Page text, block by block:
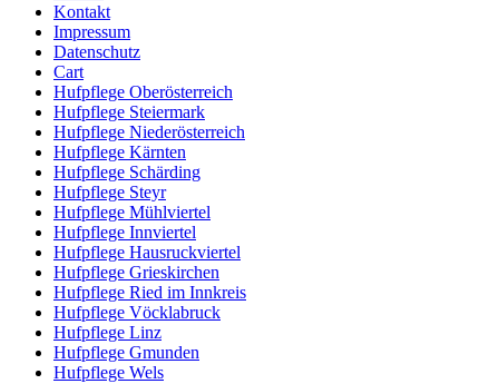
Kontakt
Impressum
Datenschutz
Cart
Hufpflege Oberösterreich
Hufpflege Steiermark
Hufpflege Niederösterreich
Hufpflege Kärnten
Hufpflege Schärding
Hufpflege Steyr
Hufpflege Mühlviertel
Hufpflege Innviertel
Hufpflege Hausruckviertel
Hufpflege Grieskirchen
Hufpflege Ried im Innkreis
Hufpflege Vöcklabruck
Hufpflege Linz
Hufpflege Gmunden
Hufpflege Wels